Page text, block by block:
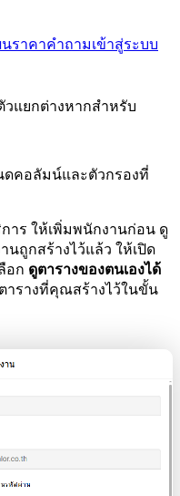
ราคาคำถามเข้าสู่ระบบ
แยกต่างหากสำหรับ
ดคอลัมน์และตัวกรองที่
าร ให้เพิ่มพนักงานก่อน ดู
นถูกสร้างไว้แล้ว ให้เปิด
อก ดูตารางของตนเองได้
ารางที่คุณสร้างไว้ในขั้น